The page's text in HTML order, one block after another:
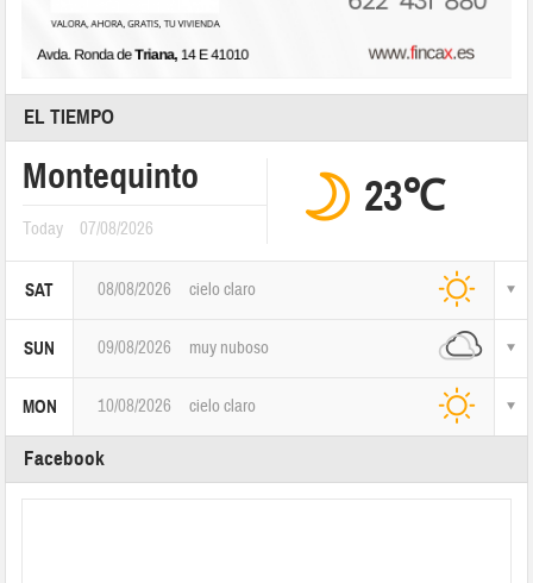
EL TIEMPO
Montequinto
Today 07/08/2026
23℃
SAT 08/08/2026 cielo claro
SUN 09/08/2026 muy nuboso
MON 10/08/2026 cielo claro
Facebook